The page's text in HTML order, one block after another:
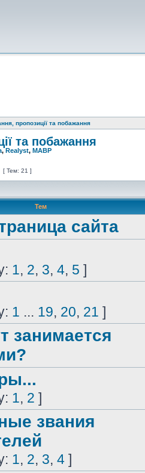
пропозиції та побажання
та побажання
,Realyst, MABP
[ Тем: 21 ]
Тем
сайта
1, 2, 3, 4, 5 ]
1 ... 19, 20, 21 ]
занимается
1, 2 ]
звания
1, 2, 3, 4 ]